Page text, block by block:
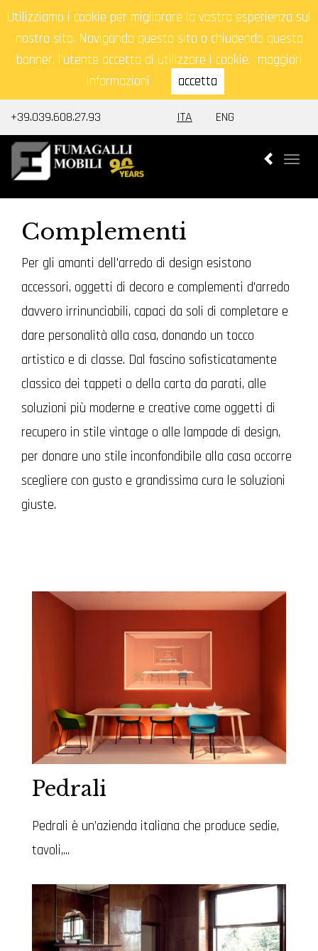
Utilizziamo i cookie per migliorare la vostra esperienza sul
nostro sito. Navigando questo sito o chiudendo questo
banner, l'utente accetta di utilizzare i cookie. maggiori
informazioni
accetta
+39.039.608.27.93 ITA ENG
Complementi
Per gli amanti dell'arredo di design esistono
accessori, oggetti di decoro e complementi d'arredo
davvero irrinunciabili, capaci da soli di completare e
dare personalità alla casa, donando un tocco
artistico e di classe. Dal fascino sofisticatamente
classico dei tappeti o della carta da parati, alle
soluzioni più moderne e creative come oggetti di
recupero in stile vintage o alle lampade di design,
per donare uno stile inconfondibile alla casa occorre
scegliere con gusto e grandissima cura le soluzioni
giuste.
Pedrali
Pedrali è un’azienda italiana che produce sedie,
tavoli,...